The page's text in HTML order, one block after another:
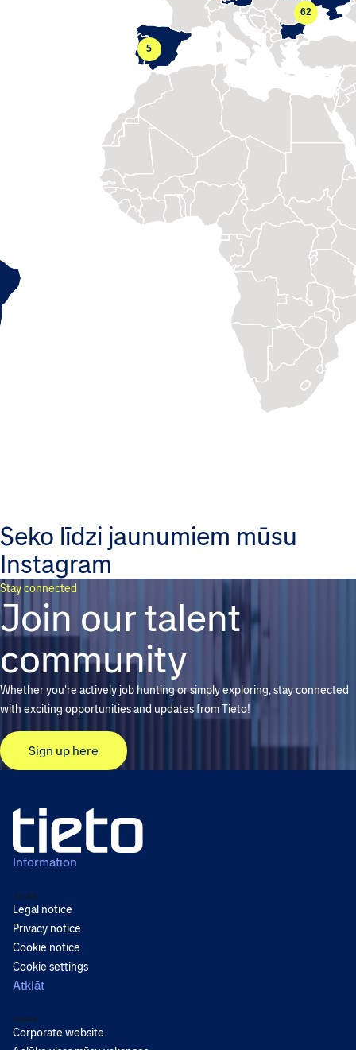
Seko līdzi jaunumiem mūsu
Instagram
Stay connected
Join our talent
community
Whether you're actively job hunting or simply exploring, stay connected
with exciting opportunities and updates from Tieto!
Sign up here
Information
Atpakaļ
Legal notice
Privacy notice
Cookie notice
Cookie settings
Atklāt
Atpakaļ
Corporate website